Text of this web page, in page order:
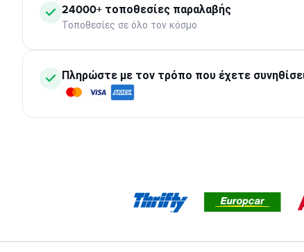
24000+ τοποθεσίες παραλαβής
Τοποθεσίες σε όλο τον κόσμο
Πληρώστε με τον τρόπο που έχετε